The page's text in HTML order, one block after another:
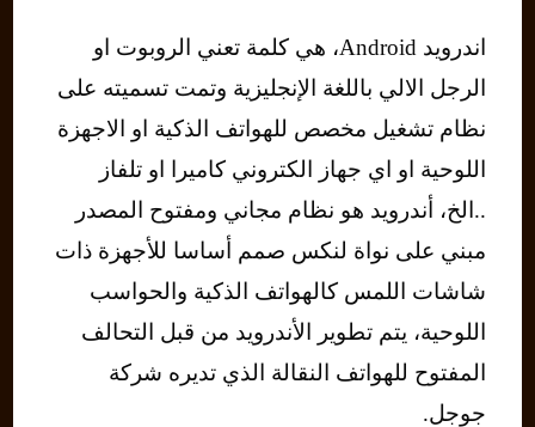
اندرويد Android، هي كلمة تعني الروبوت او
الرجل الالي باللغة الإنجليزية وتمت تسميته على
نظام تشغيل مخصص للهواتف الذكية او الاجهزة
اللوحية او اي جهاز الكتروني كاميرا او تلفاز
..الخ، أندرويد هو نظام مجاني ومفتوح المصدر
مبني على نواة لنكس صمم أساسا للأجهزة ذات
شاشات اللمس كالهواتف الذكية والحواسب
اللوحية، يتم تطوير الأندرويد من قبل التحالف
المفتوح للهواتف النقالة الذي تديره شركة
جوجل.